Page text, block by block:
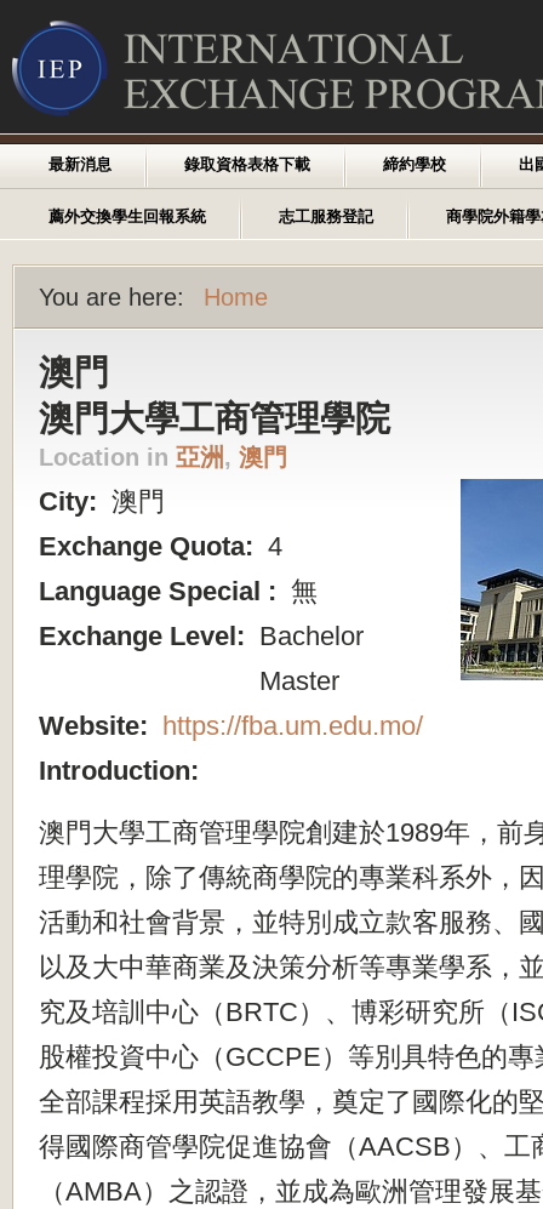
最新消息 錄取資格表格下載 締約學校 出
薦外交換學生回報系統 志工服務登記 商學院外籍
You are here: Home
澳門
澳門大學工商管理學院
Location in 亞洲, 澳門
City: 澳門
Exchange Quota: 4
Language Special : 無
Exchange Level: Bachelor
Master
Website: https://fba.um.edu.mo/
Introduction:
澳門大學工商管理學院創建於1989年， 前
理學院，除了傳統商學院的專業科系外，
活動和社會背景，並特別成立款客服務、
以及大中華商業及決策分析等專業學系，
究及培訓中心（BRTC）、博彩研究所（IS
股權投資中心（GCCPE） 等別具特色的
全部課程採用英語教學， 奠定了國際化的
得國際商管學院促進協會（AACSB）、工
（AMBA）之認證， 並成為歐洲管理發展